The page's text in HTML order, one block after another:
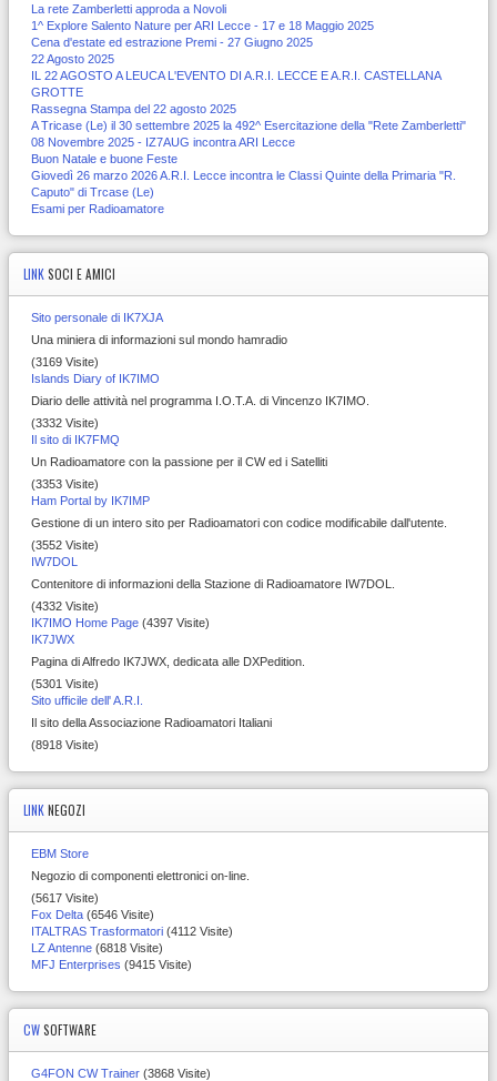
La rete Zamberletti approda a Novoli
1^ Explore Salento Nature per ARI Lecce - 17 e 18 Maggio 2025
Cena d'estate ed estrazione Premi - 27 Giugno 2025
22 Agosto 2025
IL 22 AGOSTO A LEUCA L'EVENTO DI A.R.I. LECCE E A.R.I. CASTELLANA
GROTTE
Rassegna Stampa del 22 agosto 2025
A Tricase (Le) il 30 settembre 2025 la 492^ Esercitazione della "Rete Zamberletti"
08 Novembre 2025 - IZ7AUG incontra ARI Lecce
Buon Natale e buone Feste
Giovedì 26 marzo 2026 A.R.I. Lecce incontra le Classi Quinte della Primaria "R.
Caputo" di Trcase (Le)
Esami per Radioamatore
LINK SOCI E AMICI
Sito personale di IK7XJA
Una miniera di informazioni sul mondo hamradio
(3169 Visite)
Islands Diary of IK7IMO
Diario delle attività nel programma I.O.T.A. di Vincenzo IK7IMO.
(3332 Visite)
Il sito di IK7FMQ
Un Radioamatore con la passione per il CW ed i Satelliti
(3353 Visite)
Ham Portal by IK7IMP
Gestione di un intero sito per Radioamatori con codice modificabile dall'utente.
(3552 Visite)
IW7DOL
Contenitore di informazioni della Stazione di Radioamatore IW7DOL.
(4332 Visite)
IK7IMO Home Page (4397 Visite)
IK7JWX
Pagina di Alfredo IK7JWX, dedicata alle DXPedition.
(5301 Visite)
Sito ufficile dell' A.R.I.
Il sito della Associazione Radioamatori Italiani
(8918 Visite)
LINK NEGOZI
EBM Store
Negozio di componenti elettronici on-line.
(5617 Visite)
Fox Delta (6546 Visite)
ITALTRAS Trasformatori (4112 Visite)
LZ Antenne (6818 Visite)
MFJ Enterprises (9415 Visite)
CWSOFTWARE
G4FON CW Trainer (3868 Visite)